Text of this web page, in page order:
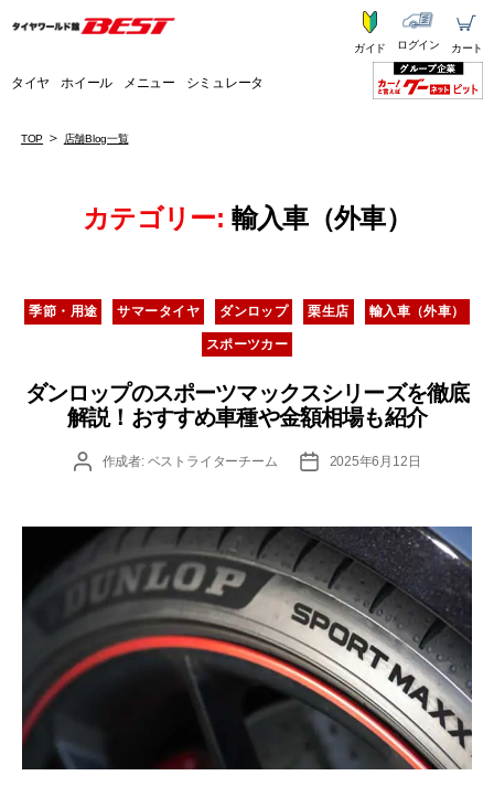
タイヤ ホイール メニュー シミュレータ
ガイド ログイン カート
TOP 店舗Blog一覧
カテゴリー: 輸入車（外車）
カ
テ
ゴ
ー
季節・用途 サマータイヤ ダンロップ 栗生店 輸入車（外車）
スポーツカー
ダンロップのスポーツマックスシリーズを徹底
解説！おすすめ車種や金額相場も紹介
投
作成者: ベストライターチーム
投
2025年6月12日